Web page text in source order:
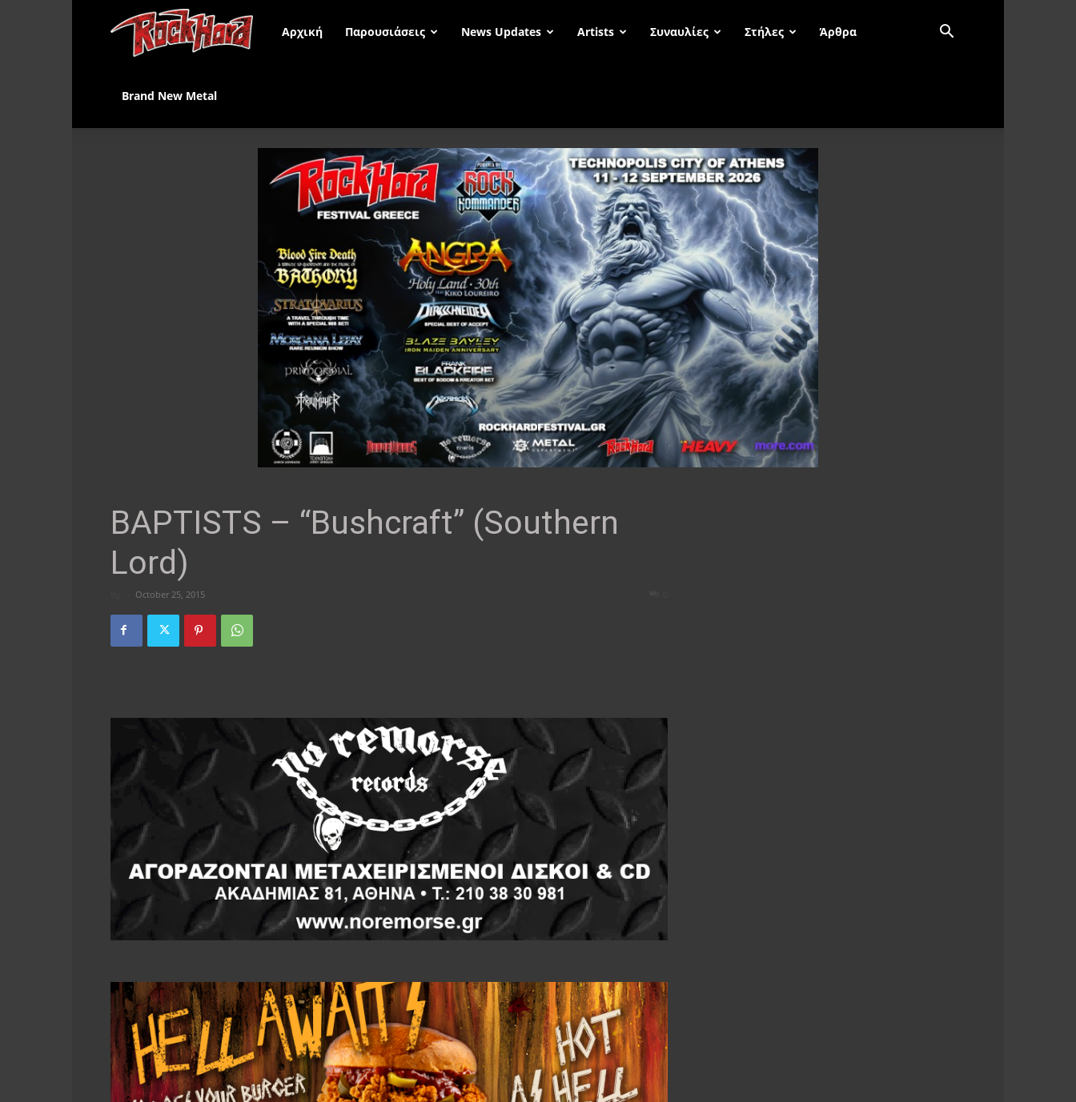
Rock
Greece
Αρχική Παρουσιάσεις News Updates Artists Συναυλίες Στήλες Άρθρα
Brand New Metal
BAPTISTS – “Bushcraft” (Southern
Lord)
October 25, 2015